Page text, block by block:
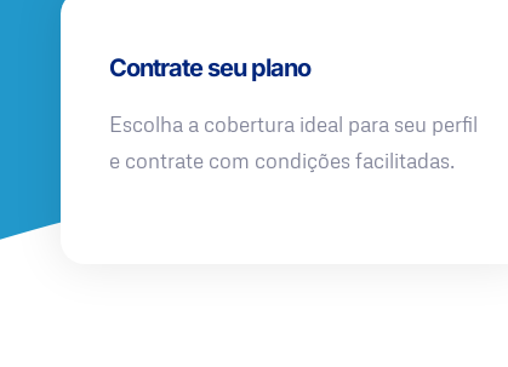
Contrate seu plano
Escolha a cobertura ideal para seu perfil
e contrate com condições facilitadas.